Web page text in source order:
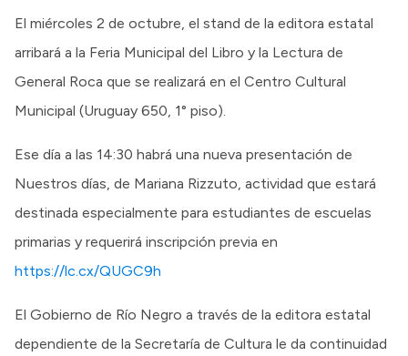
El miércoles 2 de octubre, el stand de la editora estatal
arribará a la Feria Municipal del Libro y la Lectura de
General Roca que se realizará en el Centro Cultural
Municipal (Uruguay 650, 1° piso).
Ese día a las 14:30 habrá una nueva presentación de
Nuestros días, de Mariana Rizzuto, actividad que estará
destinada especialmente para estudiantes de escuelas
primarias y requerirá inscripción previa en
https://lc.cx/QUGC9h
El Gobierno de Río Negro a través de la editora estatal
dependiente de la Secretaría de Cultura le da continuidad